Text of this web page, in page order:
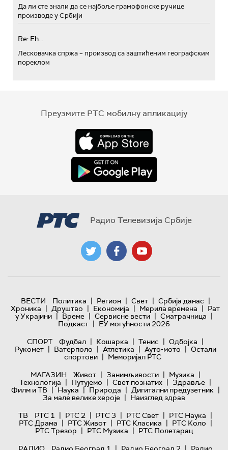
Да ли сте знали да се најбоље грамофонске ручице
производе у Србији
Re: Eh...
Лесковачка спржа – производ са заштићеним географским
пореклом
Преузмите РТС мобилну апликацију
Радио Телевизија Србије
ВЕСТИ Политика | Регион | Свет | Србија данас |
Хроника | Друштво | Економија | Мерила времена | Рат
у Украјини | Време | Сервисне вести | Сматрачница |
Подкаст | ЕУ могућности 2026
СПОРТ
Фудбал | Кошарка | Тенис | Одбојка |
Рукомет | Ватерполо | Атлетика | Ауто-мото | Остали
спортови | Меморијал РТС
МАГАЗИН
Живот | Занимљивости | Музика |
Технологијa | Путујемо | Свет познатих | Здравље |
Филм и ТВ | Наука | Природа | Дигитални предузетник |
За мале велике хероје | Наизглед здрав
ТВ
РТС 1 | РТС 2 | РТС 3 | РТС Свет | РТС Наука |
РТС Драма | РТС Живот | РТС Класика | РТС Коло |
РТС Трезор | РТС Музика | РТС Полетарац